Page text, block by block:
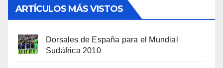
ARTÍCULOS MÁS VISTOS
Dorsales de España para el Mundial
Sudáfrica 2010